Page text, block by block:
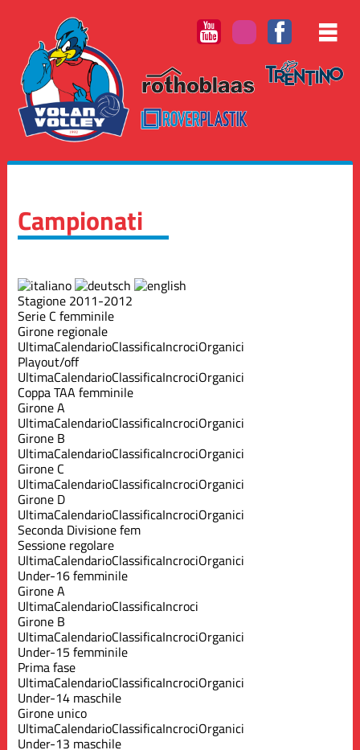
Campionati
Stagione 2011-2012
Serie C femminile
Girone regionale
UltimaCalendarioClassificaIncrociOrganici
Playout/off
UltimaCalendarioClassificaIncrociOrganici
Coppa TAA femminile
Girone A
UltimaCalendarioClassificaIncrociOrganici
Girone B
UltimaCalendarioClassificaIncrociOrganici
Girone C
UltimaCalendarioClassificaIncrociOrganici
Girone D
UltimaCalendarioClassificaIncrociOrganici
Seconda Divisione fem
Sessione regolare
UltimaCalendarioClassificaIncrociOrganici
Under-16 femminile
Girone A
UltimaCalendarioClassificaIncroci
Girone B
UltimaCalendarioClassificaIncrociOrganici
Under-15 femminile
Prima fase
UltimaCalendarioClassificaIncrociOrganici
Under-14 maschile
Girone unico
UltimaCalendarioClassificaIncrociOrganici
Under-13 maschile